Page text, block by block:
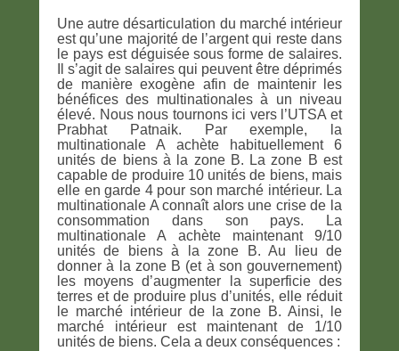
Une autre désarticulation du marché intérieur
est qu’une majorité de l’argent qui reste dans
le pays est déguisée sous forme de salaires.
Il s’agit de salaires qui peuvent être déprimés
de manière exogène afin de maintenir les
bénéfices des multinationales à un niveau
élevé. Nous nous tournons ici vers l’UTSA et
Prabhat Patnaik. Par exemple, la
multinationale A achète habituellement 6
unités de biens à la zone B. La zone B est
capable de produire 10 unités de biens, mais
elle en garde 4 pour son marché intérieur. La
multinationale A connaît alors une crise de la
consommation dans son pays. La
multinationale A achète maintenant 9/10
unités de biens à la zone B. Au lieu de
donner à la zone B (et à son gouvernement)
les moyens d’augmenter la superficie des
terres et de produire plus d’unités, elle réduit
le marché intérieur de la zone B. Ainsi, le
marché intérieur est maintenant de 1/10
unités de biens. Cela a deux conséquences :